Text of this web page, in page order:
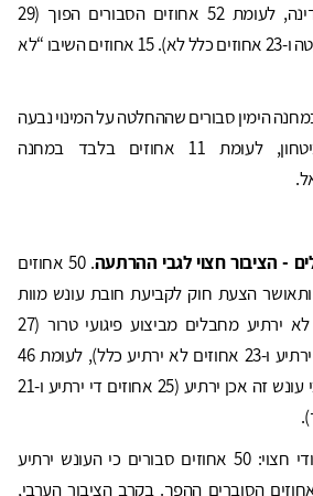
ביטחון וטובת המדינה, לעומת 52 אחוזים הסבורים הפוך (29
אחוזים במידה מועטה ו-23 אחוזים כלל לא). 15 אחוזים השיבו “לא
במחנה הימין סבורים שההחלטה על המינוי נבעה
משיקולי ביטחון, לעומת 11 אחוזים בלבד במחנה
- הציבור חצוי לגבי ההרתעה
. 50 אחוזים
הצעת חוק לקביעת חובת עונש מוות
למחבלים, העונש לא ירתיע מחבלים מביצוע פיגועי טרור (27
אחוזים לא כל כך ירתיע ו-23 אחוזים לא ירתיע כלל), לעומת 46
אחוזים הסבורים כי עונש זה אכן ירתיע (25 אחוזים די ירתיע ו-21
הציבור היהודי חצוי: 50 אחוזים סבורים כי העונש ירתיע
48 אחוזים הסוברים ההפך. בקרב הציבור הערבי,